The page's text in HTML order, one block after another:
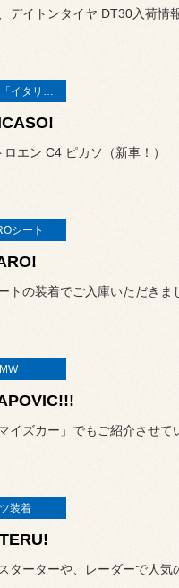
デイトンタイヤ DT30入荷情
Ｌａｔｉｎ「イタリア・フランス etc」
エン C4 ピカソ（新車！）
シート
装着
ターターや、レーダーで人気